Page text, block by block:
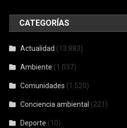
CATEGORÍAS
Actualidad (13.883)
Ambiente (1.037)
Comunidades (1.520)
Conciencia ambiental (221)
Deporte (10)